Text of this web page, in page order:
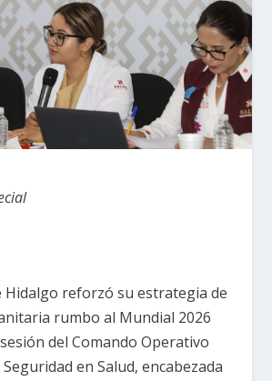
Hidalgo reforzó su estrategia de
rumbo al Mundial 2026
del Comando Operativo
en Salud, encabezada